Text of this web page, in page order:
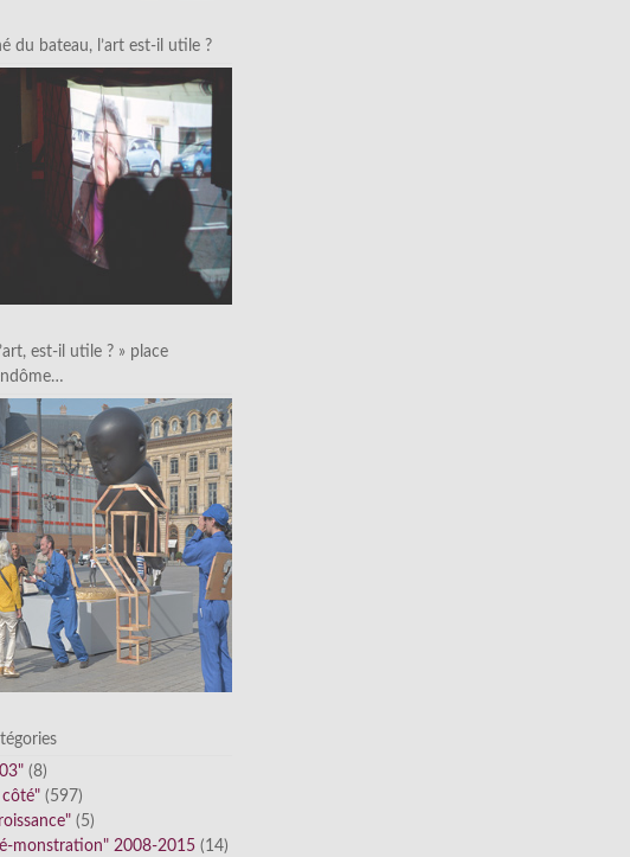
du bateau, l’art est-il utile ?
est-il utile ? » place
(8)
côté" (597)
(5)
monstration" 2008-2015 (14)